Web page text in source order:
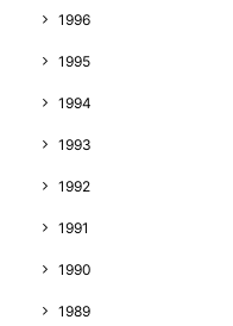
1996
1995
1994
1993
1992
1991
1990
1989